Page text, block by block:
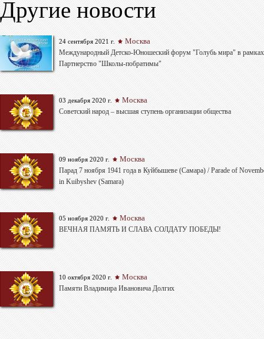
Другие новости
24 сентября 2021 г. Москва
Международный Детско-Юношеский форум "Голубь мира" в рамках
Партнерство "Школы-побратимы"
03 декабря 2020 г. Москва
Советский народ – высшая ступень организации общества
09 ноября 2020 г. Москва
Парад 7 ноября 1941 года в Куйбышеве (Самара) / Parade of
in Kuibyshev (Samara)
05 ноября 2020 г. Москва
ВЕЧНАЯ ПАМЯТЬ И СЛАВА СОЛДАТУ ПОБЕДЫ!
10 октября 2020 г. Москва
Памяти Владимира Ивановича Долгих